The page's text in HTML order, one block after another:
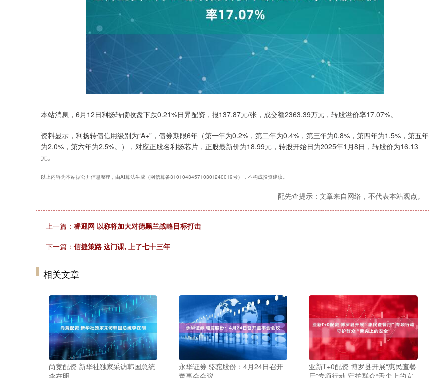
本站消息，6月12日利扬转债收盘下跌0.21%日昇配资，报137.87元/张，成交额2363.39万元，转股溢价率17.07%。
资料显示，利扬转债信用级别为“A+”，债券期限6年（第一年为0.2%，第二年为0.4%，第三年为0.8%，第四年为1.5%，第五年
为2.0%，第六年为2.5%。），对应正股名利扬芯片，正股最新价为18.99元，转股开始日为2025年1月8日，转股价为16.13
元。
以上内容为本站据公开信息整理，由AI算法生成（网信算备310104345710301240019号），不构成投资建议。
配先查提示：文章来自网络，不代表本站观点。
上一篇： 睿迎网 以称将加大对德黑兰战略目标打击
下一篇： 信捷策路 这门课, 上了七十三年
相关文章
尚竞配资 新华社独家采访韩国总统
李在明
永华证券 骆驼股份：4月24日召开
董事会会议
亚新T+0配资 博罗县开展“惠民查餐
厅”专项行动 守护群众“舌尖上的安
上证指数 3940.04 39.68 1.02% 深证成指 14311.01 200.89 1.42%